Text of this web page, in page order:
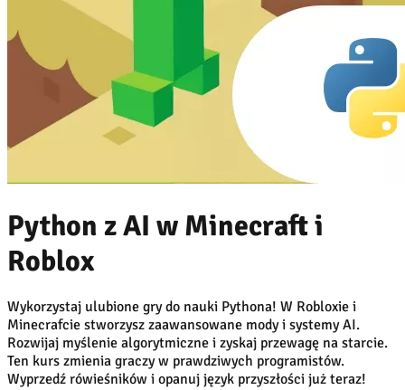
Python z AI w Minecraft i
Roblox
Wykorzystaj ulubione gry do nauki Pythona! W Robloxie i
Minecrafcie stworzysz zaawansowane mody i systemy AI.
Rozwijaj myślenie algorytmiczne i zyskaj przewagę na starcie.
Ten kurs zmienia graczy w prawdziwych programistów.
Wyprzedź rówieśników i opanuj język przyszłości już teraz!